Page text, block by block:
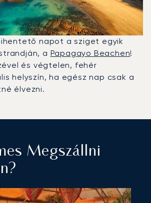
napot a sziget egyik
a Papagayo Beachen!
és végtelen, fehér
helyszín, ha egész nap csak a
élvezni.
Megszállni